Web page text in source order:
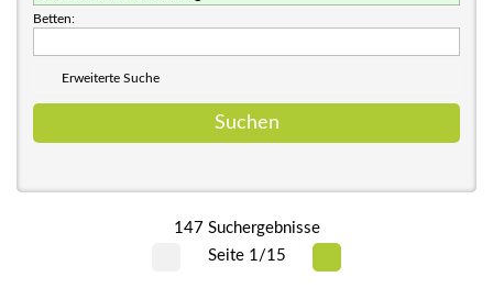
Betten:
Erweiterte Suche
147 Suchergebnisse
Seite 1/15